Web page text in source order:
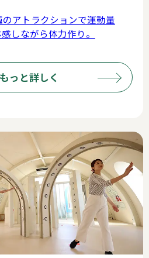
アトラクションで運動量
しながら体力作り。
もっと詳しく